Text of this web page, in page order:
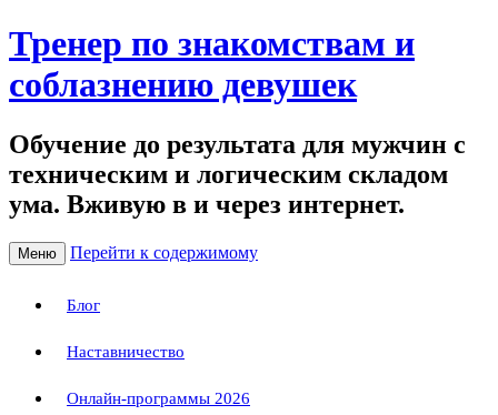
Тренер по знакомствам и
соблазнению девушек
Обучение до результата для мужчин с
техническим и логическим складом
ума. Вживую в и через интернет.
Меню Перейти к содержимому
Блог
Наставничество
Онлайн-программы 2026